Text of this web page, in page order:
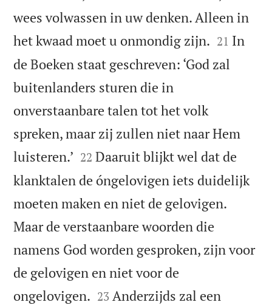
wees volwassen in uw denken. Alleen in
het kwaad moet u onmondig zijn. 

21 In
de Boeken staat geschreven: ‘God zal
buitenlanders sturen die in
onverstaanbare talen tot het volk
spreken, maar zij zullen niet naar Hem
luisteren.’ 

22 Daaruit blijkt wel dat de
klanktalen de óngelovigen iets duidelijk
moeten maken en niet de gelovigen.
Maar de verstaanbare woorden die
namens God worden gesproken, zijn voor
de gelovigen en niet voor de
ongelovigen. 

23 Anderzijds zal een